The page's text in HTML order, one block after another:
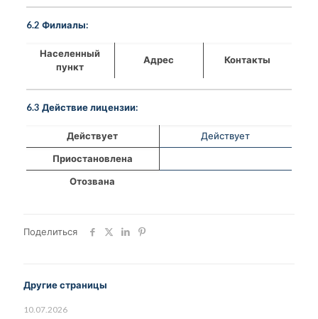
6.2 Филиалы:
Населенный
пункт
Адрес Контакты
6.3 Действие лицензии:
Действует
Действует
Приостановлена
Отозвана
Поделиться
Другие страницы
10.07.2026